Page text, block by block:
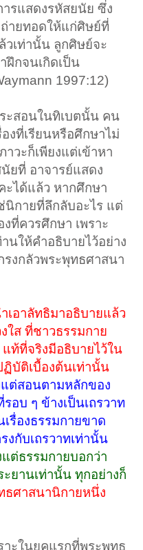
รแสดงรหัสยนัย ซึ่ง
ายทอดให้แก่ศิษย์ที่
วเท่านั้น ลูกศิษย์จะ
ฝึกจนเกิดเป็น
1997:12)
ะสอนในทิเบตนั้น คน
งที่เรียนหรือศึกษาไม่
าวะก็เพียงแต่เข้าหา
ยที่ อาจารย์แสดง
ะได้แล้ว หากศึกษา
กายที่ลึกลับอะไร แต่
ที่ควรศึกษา เพราะ
ให้คำอธิบายไว้อย่าง
รงกลัวพระพุทธศาสนา
อาลัทธิมาอธิบายแล้ว
ใส ที่ชาวธรรมกาย
ท้ที่จริงมีอธิบายไว้ใน
บัติเบื้องต้นเท่านั้น
แต่สอนตามหลักของ
บ ๆ ข้างเป็นเถรวาท
รื่องธรรมกายขาด
งกับเถรวาทเท่านั้น
แต่ธรรมกายบอกว่า
ยานเท่านั้น ทุกอย่างก็
ธศาสนานิกายหนึ่ง
าะในยุคแรกที่พระพุทธ